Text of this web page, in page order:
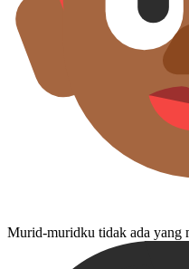
Murid-murid⁠ku tidak ada yang